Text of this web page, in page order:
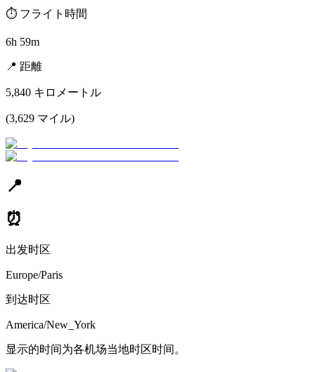
⏱️ フライト時間
6h 59m
📍 距離
5,840 キロメートル
(3,629 マイル)
📍
⏰
出发时区
Europe/Paris
到达时区
America/New_York
显示的时间为各机场当地时区时间。